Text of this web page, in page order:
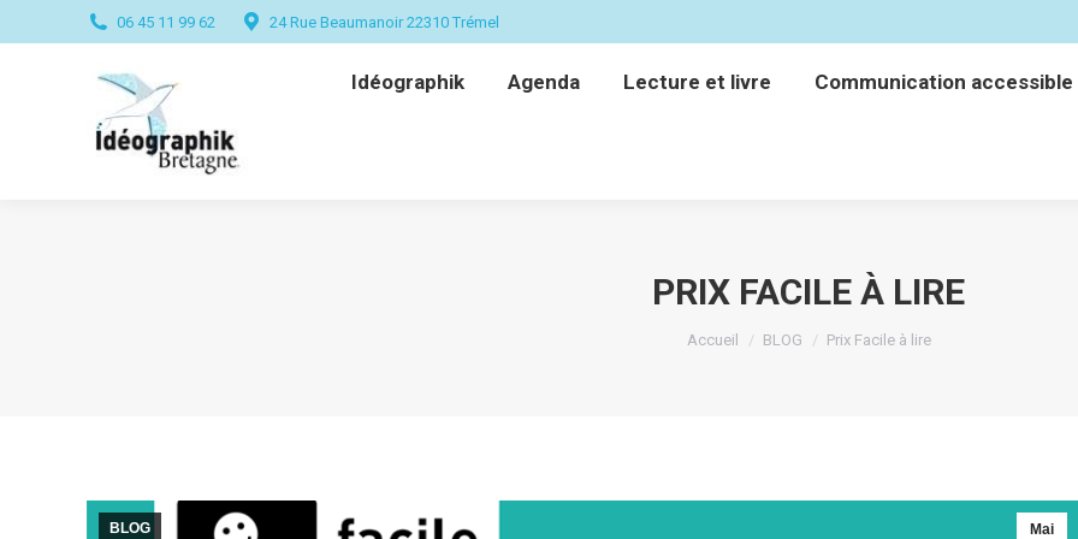
06 45 11 99 62 24 Rue Beaumanoir 22310 Trémel
Idéographik Agenda Lecture et livre Communication accessible
PRIX FACILE À LIRE
Vous êtes ici :
Accueil BLOG Prix Facile à lire
Mai
BLOG
Idéographik Agenda Lecture et livre Communication accessible